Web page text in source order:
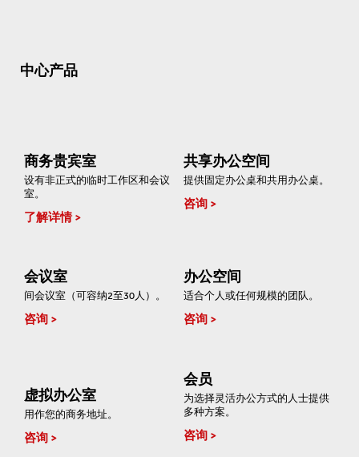
中心产品
商务贵宾室
设有非正式的临时工作区和会议
室。
了解详情
共享办公空间
提供固定办公桌和共用办公桌。
咨询
会议室
间会议室（可容纳2至30人）。
咨询
办公空间
适合个人或任何规模的团队。
咨询
虚拟办公室
用作您的商务地址。
咨询
会员
为选择灵活办公方式的人士提供
多种方案。
咨询